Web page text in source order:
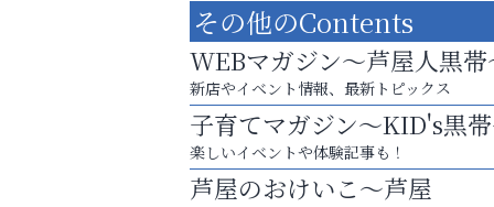
まずは話してみませんか？
「相続」無料相談会カフェ
トレファク出張買取
その他のContents
WEBマガジン～芦屋人黒帯
新店やイベント情報、最新トピックス
子育てマガジン～KID's黒
楽しいイベントや体験記事も！
芦屋のおけいこ～芦屋